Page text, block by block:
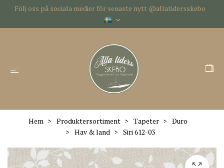
Följ oss på sociala medier för senaste nytt @allatidersskebo
Hem Produktersortiment Tapeter
Duro
Hav & land
Siri 612-03